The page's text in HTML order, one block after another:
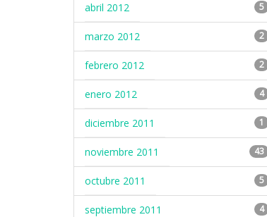
abril 2012 5
marzo 2012 2
febrero 2012 2
enero 2012 4
diciembre 2011 1
noviembre 2011 43
octubre 2011 5
septiembre 2011 4